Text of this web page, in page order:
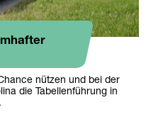
nützen und bei der
die Tabellenführung in